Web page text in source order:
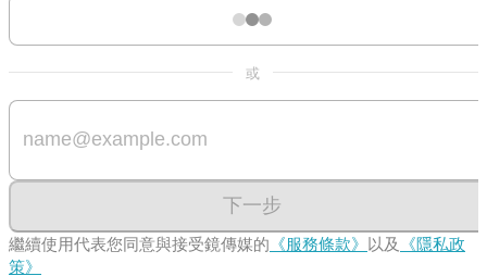
或
下一步
繼續使用代表您同意與接受鏡傳媒的 《服務條款》 以及 《隱私政
策》